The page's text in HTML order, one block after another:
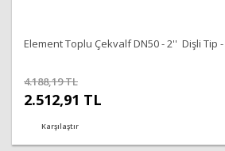
Element Toplu Çekvalf DN50 - 2'' Dişli Tip -
4.188,19 TL
2.512,91 TL
Karşılaştır